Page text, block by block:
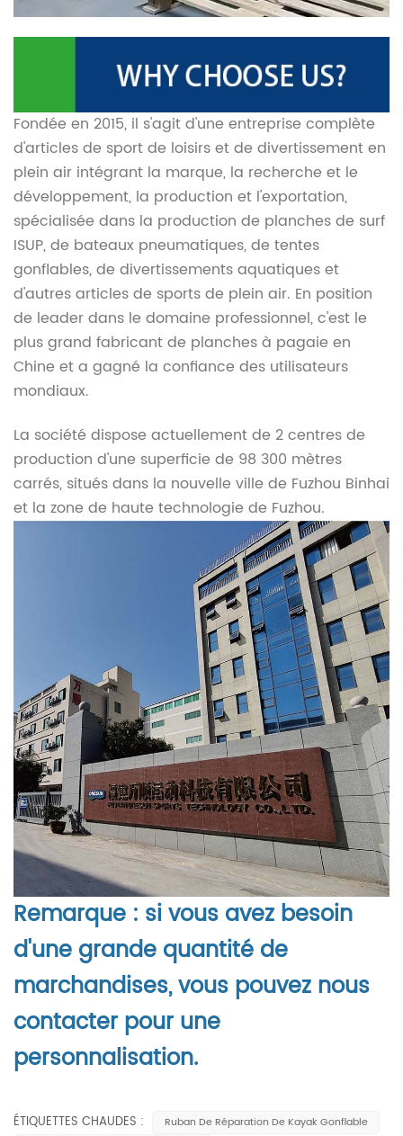
Fondée en 2015, il s'agit d'une entreprise complète
d'articles de sport de loisirs et de divertissement en
plein air intégrant la marque, la recherche et le
développement, la production et l'exportation,
spécialisée dans la production de planches de surf
ISUP, de bateaux pneumatiques, de tentes
gonflables, de divertissements aquatiques et
d'autres articles de sports de plein air. En position
de leader dans le domaine professionnel, c'est le
plus grand fabricant de planches à pagaie en
Chine et a gagné la confiance des utilisateurs
mondiaux.
La société dispose actuellement de 2 centres de
production d'une superficie de 98 300 mètres
carrés, situés dans la nouvelle ville de Fuzhou Binhai
et la zone de haute technologie de Fuzhou.
Remarque : si vous avez besoin
d'une grande quantité de
marchandises, vous pouvez nous
contacter pour une
personnalisation.
ÉTIQUETTES CHAUDES :
Ruban De Réparation De Kayak Gonflable